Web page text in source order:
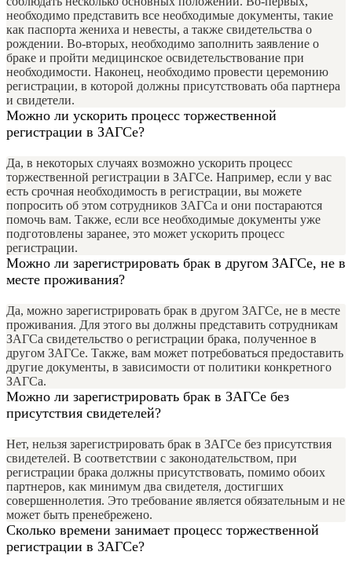
необходимо представить все необходимые документы, такие
как паспорта жениха и невесты, а также свидетельства о
рождении. Во-вторых, необходимо заполнить заявление о
браке и пройти медицинское освидетельствование при
необходимости. Наконец, необходимо провести церемонию
регистрации, в которой должны присутствовать оба партнера
и свидетели.
Можно ли ускорить процесс торжественной
регистрации в ЗАГСе?
Да, в некоторых случаях возможно ускорить процесс
торжественной регистрации в ЗАГСе. Например, если у вас
есть срочная необходимость в регистрации, вы можете
попросить об этом сотрудников ЗАГСа и они постараются
помочь вам. Также, если все необходимые документы уже
подготовлены заранее, это может ускорить процесс
регистрации.
Можно ли зарегистрировать брак в другом ЗАГСе, не в
месте проживания?
Да, можно зарегистрировать брак в другом ЗАГСе, не в месте
проживания. Для этого вы должны представить сотрудникам
ЗАГСа свидетельство о регистрации брака, полученное в
другом ЗАГСе. Также, вам может потребоваться предоставить
другие документы, в зависимости от политики конкретного
ЗАГСа.
Можно ли зарегистрировать брак в ЗАГСе без
присутствия свидетелей?
Нет, нельзя зарегистрировать брак в ЗАГСе без присутствия
свидетелей. В соответствии с законодательством, при
регистрации брака должны присутствовать, помимо обоих
партнеров, как минимум два свидетеля, достигших
совершеннолетия. Это требование является обязательным и не
может быть пренебрежено.
Сколько времени занимает процесс торжественной
регистрации в ЗАГСе?